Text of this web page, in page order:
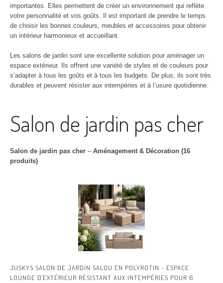
importantes. Elles permettent de créer un environnement qui reflète
votre personnalité et vos goûts. Il est important de prendre le temps
de choisir les bonnes couleurs, meubles et accessoires pour obtenir
un intérieur harmonieux et accueillant.
Les salons de jardin sont une excellente solution pour aménager un
espace extérieur. Ils offrent une variété de styles et de couleurs pour
s’adapter à tous les goûts et à tous les budgets. De plus, ils sont très
durables et peuvent résister aux intempéries et à l’usure quotidienne.
Salon de jardin pas cher
Salon de jardin pas cher – Aménagement & Décoration (16
produits)
JUSKYS SALON DE JARDIN SALOU EN POLYROTIN - ESPACE
LOUNGE D'EXTÉRIEUR RÉSISTANT AUX INTEMPÉRIES POUR 6